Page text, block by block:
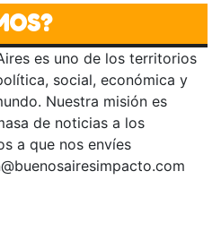
es uno de los territorios
social, económica y
Nuestra misión es
de noticias a los
a que nos envíes